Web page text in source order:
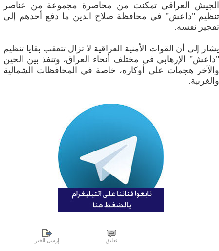
الجيش العراقي تمكنت من محاصرة مجموعة من عناصر
تنظيم "داعش" في محافظة صلاح الدين ما دفع أحدهم إلى
تفجير نفسه.
يشار إلى أن القوات الأمنية العراقية لا تزال تتعقب بقايا تنظيم
"داعش" الإرهابي في مختلف أنحاء العراق، وتنفذ بين الحين
والآخر هجمات على أوكاره، خاصة في المحافظات الشمالية
والغربية.
تعليق إرسل الخبر